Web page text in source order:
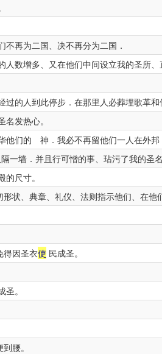
再为二国、决不再分为二国．
人数增多、又在他们中间设立我的圣所、
过的人到此停步．在那里人必葬埋歌革和
发热心。
他们的 神．我必不再留他们一人在外邦
墙．并且行可憎的事、玷污了我的圣
尺寸。
状、典章、礼仪、法则指示他们、在他
得因圣衣使 民成圣。
圣。
腰。